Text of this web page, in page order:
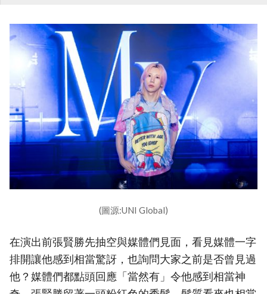
(圖源:UNI Global)
在演出前張賢勝先抽空與媒體們見面，看見媒體一字
排開讓他感到相當驚訝，也詢問大家之前是否曾見過
他？媒體們都點頭回應「當然有」令他感到相當神